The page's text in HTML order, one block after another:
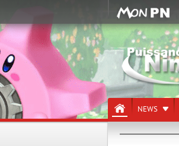
NEWS